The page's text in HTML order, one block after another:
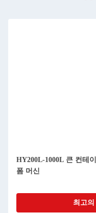
HY200L-1000L 큰 컨테
폼 머신
최고